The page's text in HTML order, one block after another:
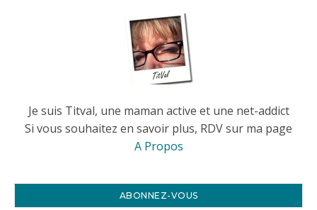
Je suis Titval, une maman active et une net-addict
Si vous souhaitez en savoir plus, RDV sur ma page
A Propos
ABONNEZ-VOUS